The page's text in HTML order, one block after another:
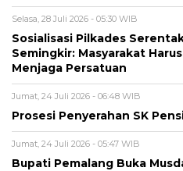
Selasa, 28 Juli 2026 - 05:30 WIB
Sosialisasi Pilkades
Semingkir: Masyarakat
Menjaga Persatuan
Jumat, 24 Juli 2026 - 06:48 WIB
Prosesi Penyerahan SK
Jumat, 24 Juli 2026 - 05:47 WIB
Bupati Pemalang Buka